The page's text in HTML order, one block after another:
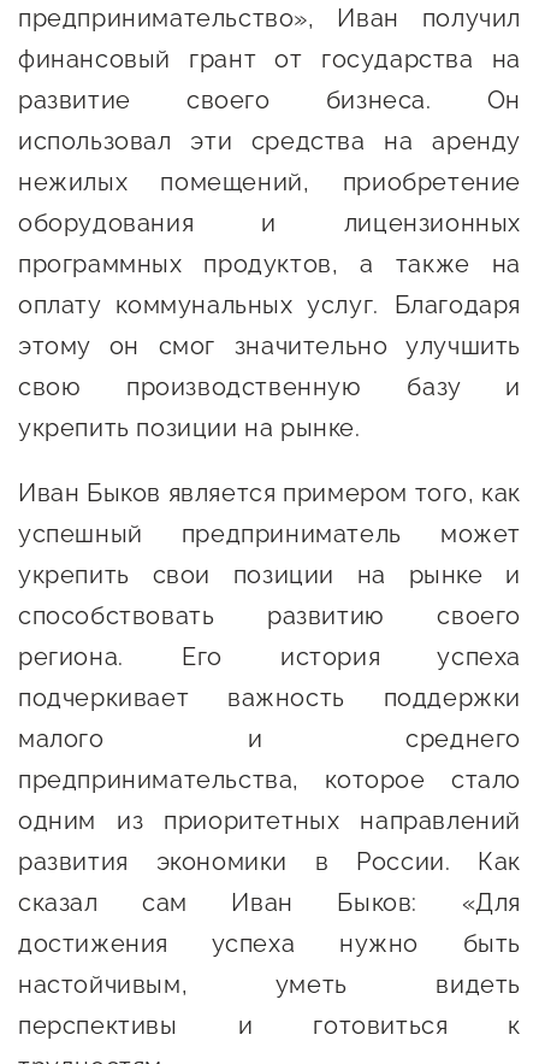
О центре
Истории успеха
Центр образовательных
программ и молодежного
О центре
Календарь
мероприятий для
Истории успеха
Центр инноваций
социальной сферы
Поддержка центра
Календарь
мероприятий для
предпринимателей
Проекты
Оказание услуг в
социальной сфере
Центр финансовой
О центре
Проекты
Истории успеха
Центр инновационно-
технологического и
предпринимательства
Проекты
Поддержка центра
Онлайн-витрина
Экскурсии на
производства
Центр поддержки экспорта
Справочник
предпринимателя
Организации,
предоставляющие поддержку
Интерактивные сервисы
Каталог маркетплейсов
Каталог креативной
продукции
предпринимательство», Иван получил
финансовый грант от государства на
развитие своего бизнеса. Он
использовал эти средства на аренду
нежилых помещений, приобретение
оборудования и лицензионных
программных продуктов, а также на
оплату коммунальных услуг. Благодаря
этому он смог значительно улучшить
свою производственную базу и
укрепить позиции на рынке.
Иван Быков является примером того, как
успешный предприниматель может
укрепить свои позиции на рынке и
способствовать развитию своего
региона. Его история успеха
подчеркивает важность поддержки
малого и среднего
предпринимательства, которое стало
одним из приоритетных направлений
развития экономики в России. Как
сказал сам Иван Быков: «Для
достижения успеха нужно быть
настойчивым, уметь видеть
перспективы и готовиться к